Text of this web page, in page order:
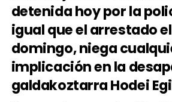
detenida hoy por la
igual que el arrestado
domingo, niega
implicación en la
galdakoztarra Hodei